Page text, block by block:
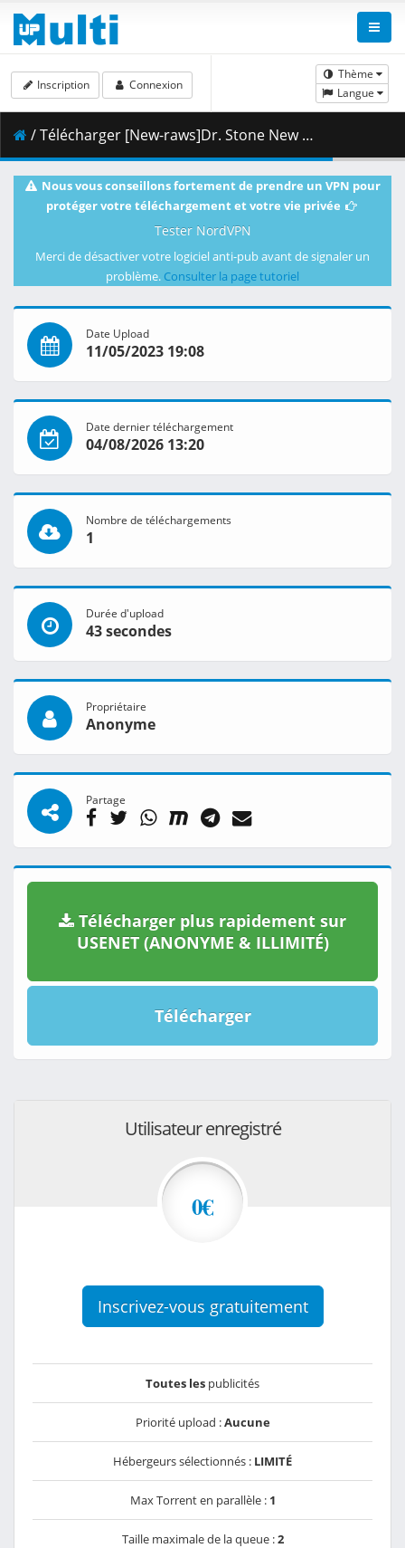
Thème
Langue
Inscription Connexion
/ Télécharger [New-raws]Dr. Stone New World - 06 [1080p] [ENG].mkv.003 ( 462.23 MB )
Nous vous conseillons fortement de prendre un VPN pour
protéger votre téléchargement et votre vie privée
Tester NordVPN
Merci de désactiver votre logiciel anti-pub avant de signaler un
problème. Consulter la page tutoriel
Date Upload
11/05/2023 19:08
Date dernier téléchargement
04/08/2026 13:20
Nombre de téléchargements
1
Durée d'upload
43 secondes
Propriétaire
Anonyme
Partage
Télécharger plus rapidement sur
USENET (ANONYME & ILLIMITÉ)
Télécharger
Utilisateur enregistré
0€
Inscrivez-vous gratuitement
Toutes les publicités
Priorité upload :Aucune
Hébergeurs sélectionnés : LIMITÉ
Max Torrent en parallèle : 1
Taille maximale de la queue :2